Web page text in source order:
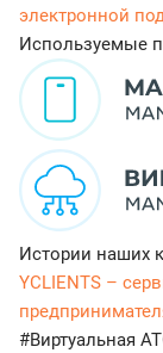
электронной
Используемые
Истории наших
YCLIENTS –
#Виртуальная